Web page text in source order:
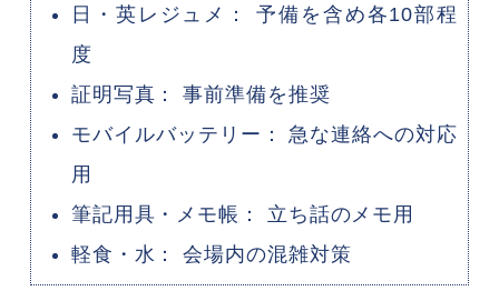
日・英レジュメ： 予備を含め各10部程
度
証明写真： 事前準備を推奨
モバイルバッテリー： 急な連絡への対応
用
筆記用具・メモ帳： 立ち話のメモ用
軽食・水： 会場内の混雑対策